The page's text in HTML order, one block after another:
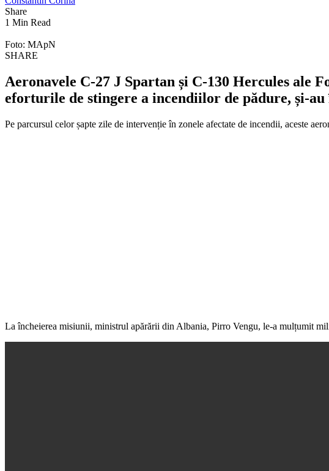
Share
1 Min Read
Foto: MApN
SHARE
Aeronavele C-27 J Spartan și C-130 Hercules
eforturile de stingere a incendiilor de pădure, și-
Pe parcursul celor șapte zile de intervenție în zonele afectate de incendii, aceste
La încheierea misiunii, ministrul apărării din Albania, Pirro Vengu, le-a mulțumit